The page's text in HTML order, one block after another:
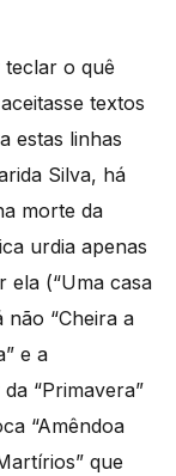
o quê
textos
estas linhas
Silva, há
morte da
urdia apenas
ela (“Uma casa
não “Cheira a
e a
“Primavera”
“Amêndoa
que